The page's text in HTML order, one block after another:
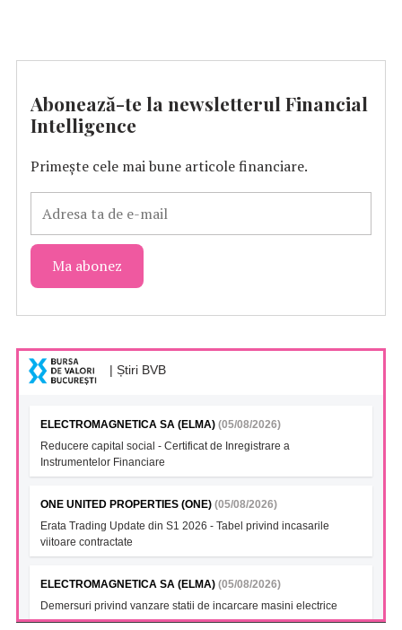
Abonează-te la newsletterul Financial
Intelligence
Primește cele mai bune articole financiare.
| Știri BVB
ELECTROMAGNETICA SA (ELMA) (05/08/2026)
Reducere capital social - Certificat de Inregistrare a
Instrumentelor Financiare
ONE UNITED PROPERTIES (ONE) (05/08/2026)
Erata Trading Update din S1 2026 - Tabel privind incasarile
viitoare contractate
ELECTROMAGNETICA SA (ELMA) (05/08/2026)
Demersuri privind vanzare statii de incarcare masini electrice